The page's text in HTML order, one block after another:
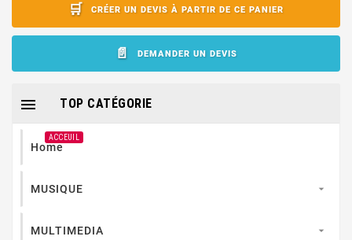
CRÉER UN DEVIS À PARTIR DE CE PANIER
DEMANDER UN DEVIS
TOP CATÉGORIE

Home
ACCEUIL
MUSIQUE 
MULTIMEDIA 